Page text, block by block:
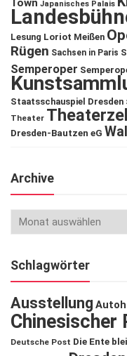
Town Japanisches Palais
Lesung Loriot Meißen
Rügen Sachsen in Paris
Semperoper
Staatsschauspiel Dresden
Theater
Dresden-Bautzen eG
Archive
Schlagwörter
Ausstellung
Chinesischer
Deutsche Post Die Ente